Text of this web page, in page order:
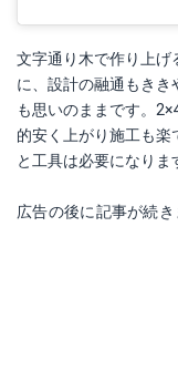
文字通り木で作り上げ
に、設計の融通もきき
も思いのままです。
的安く上がり施工も
と工具は必要になりま
広告の後に記事が続き